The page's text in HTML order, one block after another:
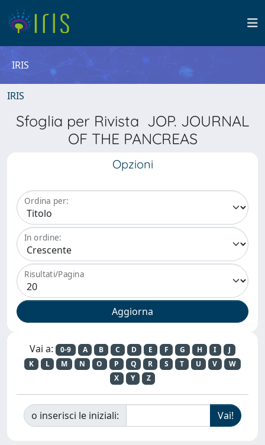
IRIS
IRIS
Sfoglia per Rivista JOP. JOURNAL
OF THE PANCREAS
Opzioni
Ordina per:
In ordine:
Risultati/Pagina
Vai a: 0-9 A B C D E F G H I
J
K
L M N O P Q R S T U V
W
X
Y Z
o inserisci le iniziali: